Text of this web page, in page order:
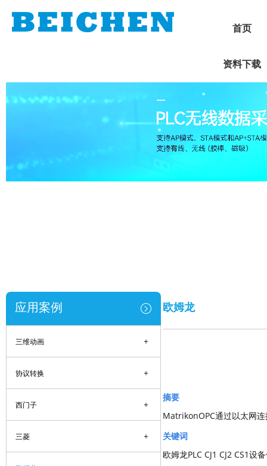
首页
资料下载
应用案例
三维动画 +
协议转换 +
西门子 +
三菱 +
欧姆龙
摘要
MatrikonOPC通过以太网连
关键词
欧姆龙PLC CJ1 CJ2 CS1设